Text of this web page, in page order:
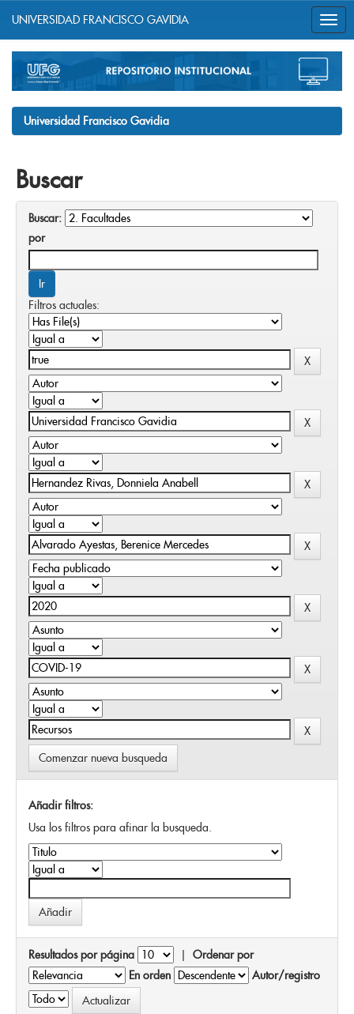
navigation
UNIVERSIDAD FRANCISCO GAVIDIA
Universidad Francisco Gavidia
Buscar
Buscar:
por
Filtros actuales:
Comenzar nueva busqueda
Añadir filtros:
Usa los filtros para afinar la busqueda.
Resultados por página | Ordenar por
En orden
Autor/registro